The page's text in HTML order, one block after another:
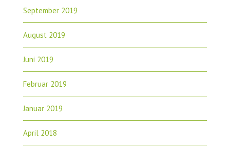
September 2019
August 2019
Juni 2019
Februar 2019
Januar 2019
April 2018